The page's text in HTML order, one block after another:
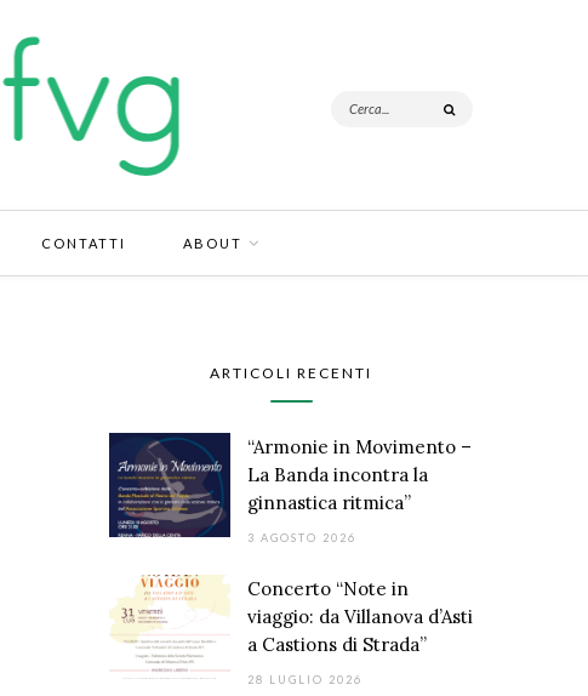
CONTATTI ABOUT
ARTICOLI RECENTI
“Armonie in Movimento –
La Banda incontra la
ginnastica ritmica”
3 AGOSTO 2026
Concerto “Note in
viaggio: da Villanova d’Asti
a Castions di Strada”
28 LUGLIO 2026